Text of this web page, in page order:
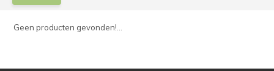
Geen producten gevonden!...